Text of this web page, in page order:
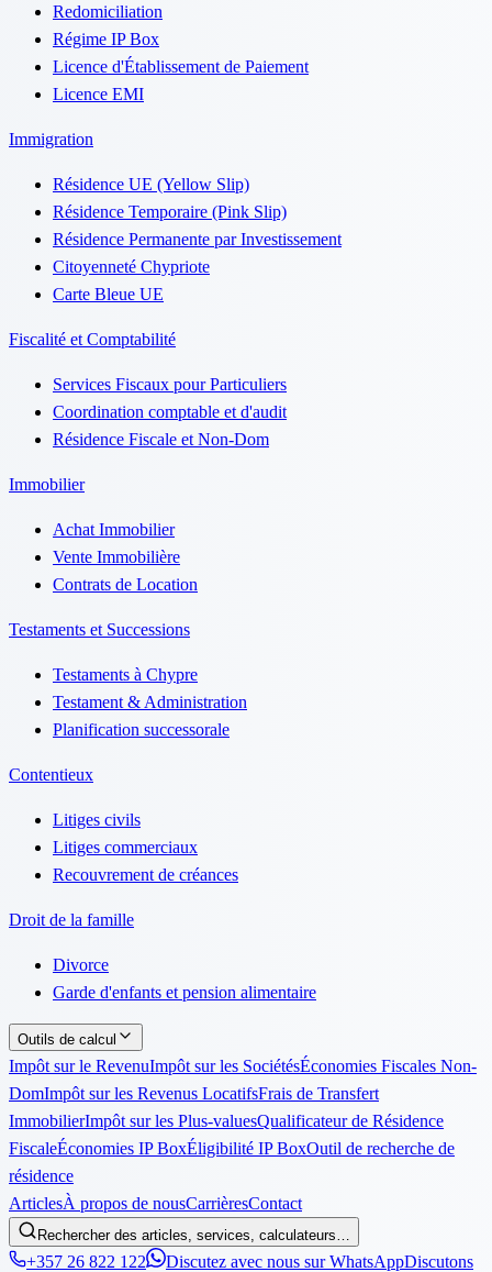
Redomiciliation
Régime IP Box
Licence d'Établissement de Paiement
Licence EMI
Immigration
Résidence UE (Yellow Slip)
Résidence Temporaire (Pink Slip)
Résidence Permanente par Investissement
Citoyenneté Chypriote
Carte Bleue UE
Fiscalité et Comptabilité
Services Fiscaux pour Particuliers
Coordination comptable et d'audit
Résidence Fiscale et Non-Dom
Immobilier
Achat Immobilier
Vente Immobilière
Contrats de Location
Testaments et Successions
Testaments à Chypre
Testament & Administration
Planification successorale
Contentieux
Litiges civils
Litiges commerciaux
Recouvrement de créances
Droit de la famille
Divorce
Garde d'enfants et pension alimentaire
Outils de calcul
Impôt sur le RevenuImpôt sur les SociétésÉconomies Fiscales Non-
DomImpôt sur les Revenus LocatifsFrais de Transfert
ImmobilierImpôt sur les Plus-valuesQualificateur de Résidence
FiscaleÉconomies IP BoxÉligibilité IP BoxOutil de recherche de
résidence
ArticlesÀ propos de nousCarrièresContact
Rechercher des articles, services, calculateurs…
+357 26 822 122 Discutez avec nous sur WhatsAppDiscutons